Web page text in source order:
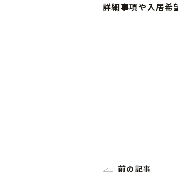
詳細事項や入居希
前の記事